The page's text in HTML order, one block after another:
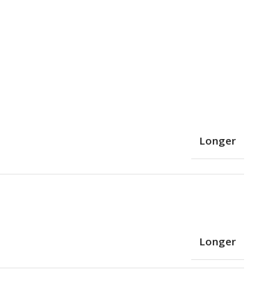
Longer
Longer